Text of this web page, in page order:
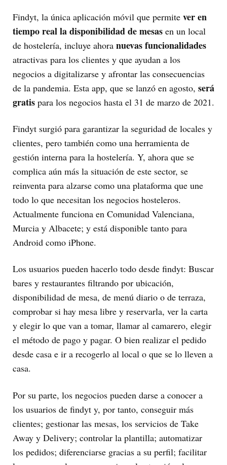
Findyt, la única aplicación móvil que permite ver en
tiempo real la disponibilidad de mesas en un local
de hostelería, incluye ahora nuevas funcionalidades
atractivas para los clientes y que ayudan a los
negocios a digitalizarse y afrontar las consecuencias
de la pandemia. Esta app, que se lanzó en agosto, será
gratis para los negocios hasta el 31 de marzo de 2021.
Findyt surgió para garantizar la seguridad de locales y
clientes, pero también como una herramienta de
gestión interna para la hostelería. Y, ahora que se
complica aún más la situación de este sector, se
reinventa para alzarse como una plataforma que une
todo lo que necesitan los negocios hosteleros.
Actualmente funciona en Comunidad Valenciana,
Murcia y Albacete; y está disponible tanto para
Android como iPhone.
Los usuarios pueden hacerlo todo desde findyt: Buscar
bares y restaurantes filtrando por ubicación,
disponibilidad de mesa, de menú diario o de terraza,
comprobar si hay mesa libre y reservarla, ver la carta
y elegir lo que van a tomar, llamar al camarero, elegir
el método de pago y pagar. O bien realizar el pedido
desde casa e ir a recogerlo al local o que se lo lleven a
casa.
Por su parte, los negocios pueden darse a conocer a
los usuarios de findyt y, por tanto, conseguir más
clientes; gestionar las mesas, los servicios de Take
Away y Delivery; controlar la plantilla; automatizar
los pedidos; diferenciarse gracias a su perfil; facilitar